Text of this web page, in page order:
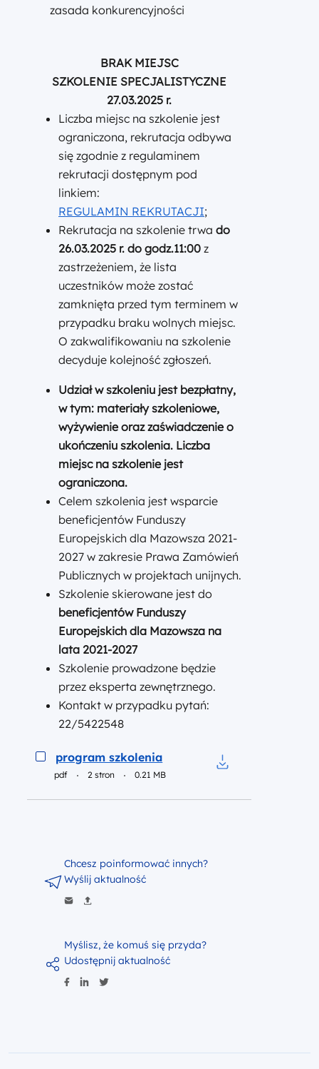
zasada konkurencyjności
BRAK MIEJSC
SZKOLENIE SPECJALISTYCZNE
27.03.2025 r.
Liczba miejsc na szkolenie jest
ograniczona, rekrutacja odbywa
się zgodnie z regulaminem
rekrutacji dostępnym pod
linkiem:
REGULAMIN REKRUTACJI;
Rekrutacja na szkolenie trwa do
26.03.2025 r. do godz.11:00 z
zastrzeżeniem, że lista
uczestników może zostać
zamknięta przed tym terminem w
przypadku braku wolnych miejsc.
O zakwalifikowaniu na szkolenie
decyduje kolejność zgłoszeń.
Udział w szkoleniu jest bezpłatny,
w tym: materiały szkoleniowe,
wyżywienie oraz zaświadczenie o
ukończeniu szkolenia. Liczba
miejsc na szkolenie jest
ograniczona.
Celem szkolenia jest wsparcie
beneficjentów Funduszy
Europejskich dla Mazowsza 2021-
2027 w zakresie Prawa Zamówień
Publicznych w projektach unijnych.
Szkolenie skierowane jest do
beneficjentów Funduszy
Europejskich dla Mazowsza na
lata 2021-2027
Szkolenie prowadzone będzie
przez eksperta zewnętrznego.
Kontakt w przypadku pytań:
22/5422548
Podgląd
program szkolenia
pdf 2 stron 0.21 MB
Myślisz, że komuś się przyda?
Udostępnij aktualność
Chcesz poinformować innych?
Wyślij aktualność